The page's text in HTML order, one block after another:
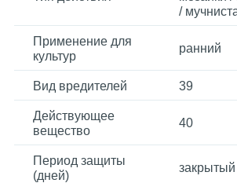
/
Применение для
культур
ранний
Вид вредителей 39
Действующее
вещество
40
Период защиты
(дней)
закрытый